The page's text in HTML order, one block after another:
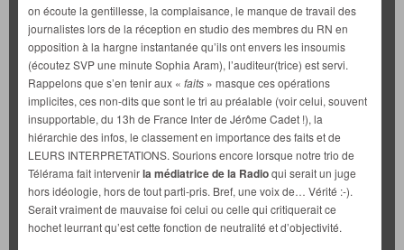
on écoute la gentillesse, la complaisance, le manque de travail des
journalistes lors de la réception en studio des membres du RN en
opposition à la hargne instantanée qu’ils ont envers les insoumis
(écoutez SVP une minute Sophia Aram), l’auditeur(trice) est servi.
Rappelons que s’en tenir aux « faits » masque ces opérations
implicites, ces non-dits que sont le tri au préalable (voir celui, souvent
insupportable, du 13h de France Inter de Jérôme Cadet !), la
hiérarchie des infos, le classement en importance des faits et de
LEURS INTERPRETATIONS. Sourions encore lorsque notre trio de
Télérama fait intervenirla médiatrice de la Radioqui serait un juge
hors idéologie, hors de tout parti-pris. Bref, une voix de… Vérité :-).
Serait vraiment de mauvaise foi celui ou celle qui critiquerait ce
hochet leurrant qu’est cette fonction de neutralité et d’objectivité.